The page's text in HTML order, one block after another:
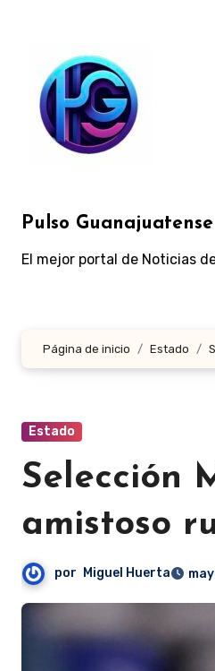
contenido
Pulso Guanajuatense
El mejor portal de Noticias
Página de inicio Estado
Estado
Selección
amistoso
por Miguel Huerta